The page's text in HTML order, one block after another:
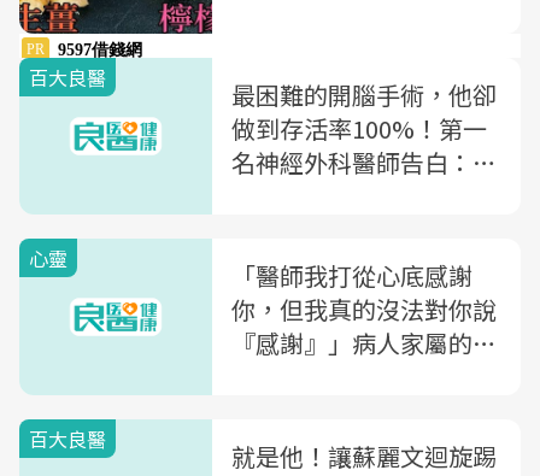
百大良醫
最困難的開腦手術，他卻
做到存活率100%！第一
名神經外科醫師告白：
心靈
「醫師我打從心底感謝
你，但我真的沒法對你說
『感謝』」病人家屬的一
百大良醫
就是他！讓蘇麗文迴旋踢